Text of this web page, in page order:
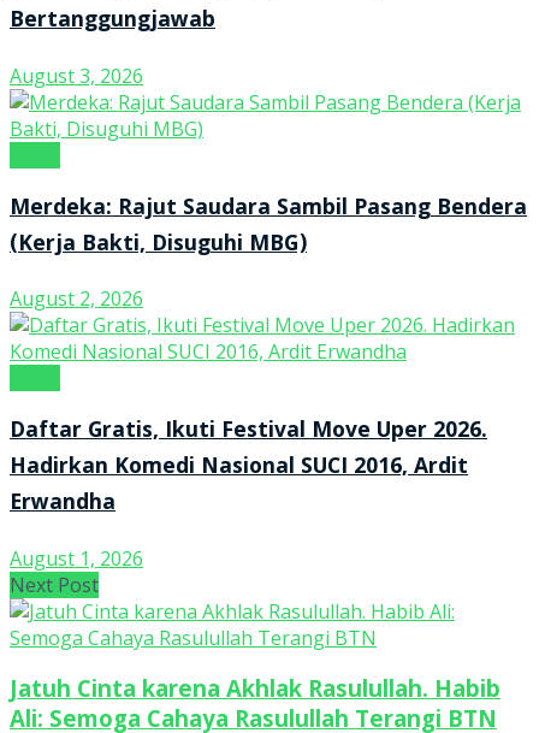
Bertanggungjawab
August 3, 2026
Merdeka: Rajut Saudara Sambil Pasang Bendera
(Kerja Bakti, Disuguhi MBG)
August 2, 2026
Daftar Gratis, Ikuti Festival Move Uper 2026.
Hadirkan Komedi Nasional SUCI 2016, Ardit
Erwandha
August 1, 2026
Next Post
Jatuh Cinta karena Akhlak Rasulullah. Habib
Ali: Semoga Cahaya Rasulullah Terangi BTN